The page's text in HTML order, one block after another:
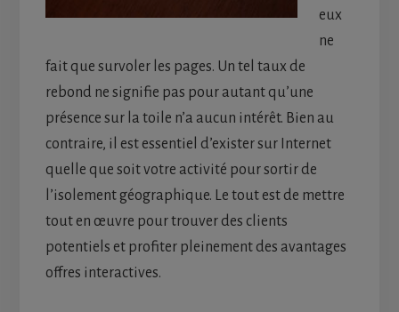
eux
ne
fait que survoler les pages. Un tel taux de
rebond ne signifie pas pour autant qu’une
présence sur la toile n’a aucun intérêt. Bien au
contraire, il est essentiel d’exister sur Internet
quelle que soit votre activité pour sortir de
l’isolement géographique. Le tout est de mettre
tout en œuvre pour trouver des clients
potentiels et profiter pleinement des avantages
offres interactives.